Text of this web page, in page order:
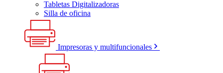
Tabletas Digitalizadoras
Silla de oficina
Impresoras y multifuncionales